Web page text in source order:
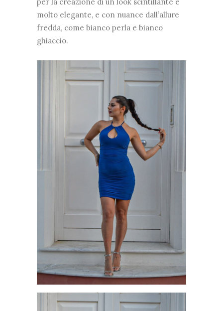
molto elegante, e con nuance dall’allure
fredda, come bianco perla e bianco
ghiaccio.